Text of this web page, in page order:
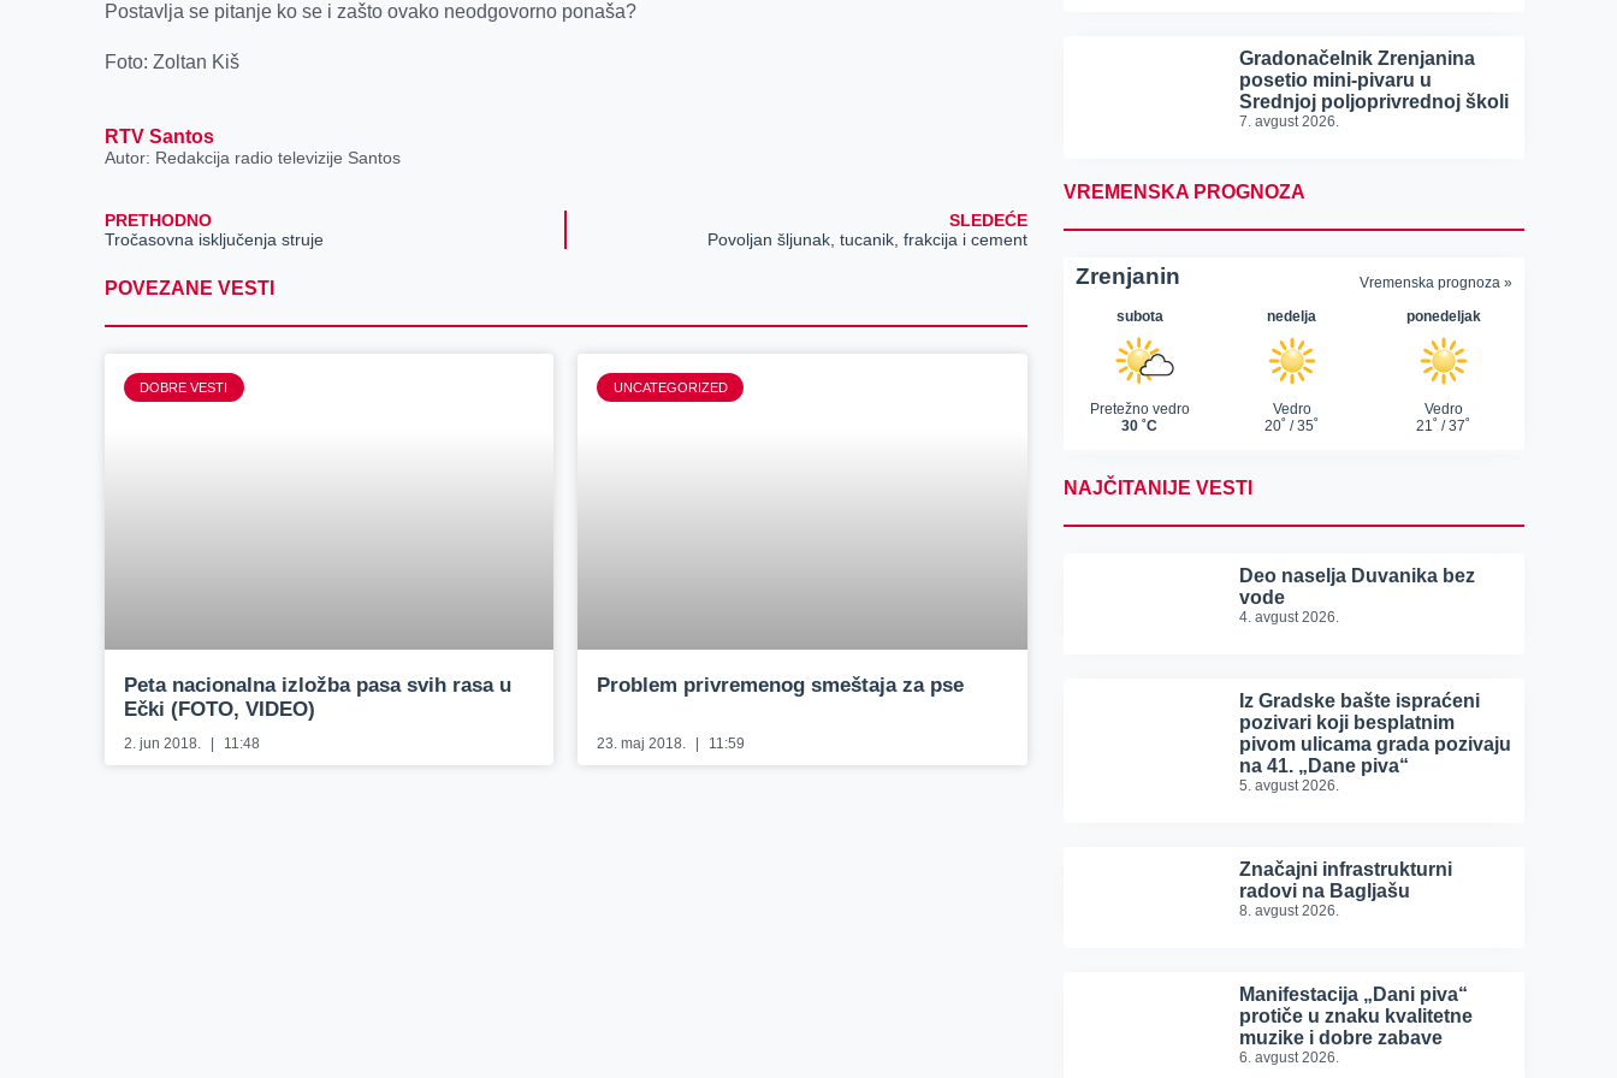
Postavlja se pitanje ko se i zašto ovako neodgovorno ponaša?
Foto: Zoltan Kiš
RTV Santos
Autor: Redakcija radio televizije Santos
PRETHODNO
Tročasovna isključenja struje
SLEDEĆE
Povoljan šljunak, tucanik, frakcija i cement
POVEZANE VESTI
DOBRE VESTI
Peta nacionalna izložba pasa svih rasa u
Ečki (FOTO, VIDEO)
2. jun 2018. 11:48
UNCATEGORIZED
Problem privremenog smeštaja za pse
23. maj 2018. 11:59
Gradonačelnik Zrenjanina
posetio mini-pivaru u
Srednjoj poljoprivrednoj školi
7. avgust 2026.
VREMENSKA PROGNOZA
NAJČITANIJE VESTI
Deo naselja Duvanika bez
vode
4. avgust 2026.
Iz Gradske bašte ispraćeni
pozivari koji besplatnim
pivom ulicama grada pozivaju
na 41. „Dane piva“
5. avgust 2026.
Značajni infrastrukturni
radovi na Bagljašu
8. avgust 2026.
Manifestacija „Dani piva“
protiče u znaku kvalitetne
muzike i dobre zabave
6. avgust 2026.